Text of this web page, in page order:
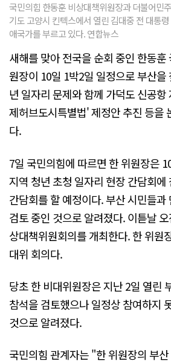
국민의힘 한동훈 비상대책위원장과 더불어민
기도 고양시 킨텍스에서 열린 김대중 전 대통
애국가를 부르고 있다. 연합뉴스
새해를 맞아 전국을 순회 중인 한동
원장이 10일 1박2일 일정으로 부산을
년 일자리 문제와 함께 가덕도 신공
제허브도시특별법' 제정안 추진 등을
다.
7일 국민의힘에 따르면 한 위원장은
지역 청년 초청 일자리 현장 간담회
간담회를 할 예정이다. 부산 시민들
검토 중인 것으로 알려졌다. 이튿날
상대책위원회의를 개최한다. 한 위원
대위 회의다.
당초 한 비대위원장은 지난 2일 열린
참석을 검토했으나 일정상 참여하지
것으로 알려졌다.
국민의힘 관계자는 "한 위원장의 부